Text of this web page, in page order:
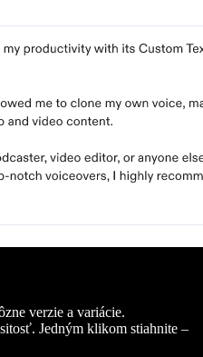
verzie a variácie.
Jedným klikom stiahnite –